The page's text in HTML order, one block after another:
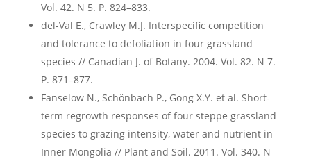
Vol. 42. N 5. P. 824–833.
del-Val E., Crawley M.J. Interspecific competition
and tolerance to defoliation in four grassland
species // Canadian J. of Botany. 2004. Vol. 82. N 7.
P. 871–877.
Fanselow N., Schönbach P., Gong X.Y. et al. Short-
term regrowth responses of four steppe grassland
species to grazing intensity, water and nutrient in
Inner Mongolia // Plant and Soil. 2011. Vol. 340. N